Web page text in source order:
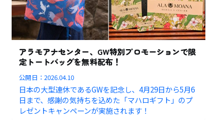
アラモアナセンター、GW特別プロモーションで限
定トートバッグを無料配布！
公開日：2026.04.10
日本の大型連休であるGWを記念し、4月29日から5月6
日まで、感謝の気持ちを込めた「マハロギフト」のプ
レゼントキャンペーンが実施されます！